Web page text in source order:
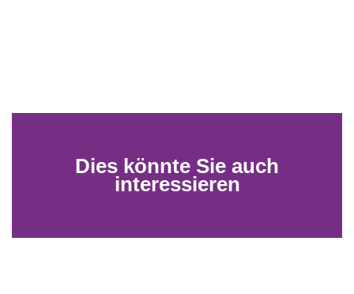
Dies könnte Sie auch
interessieren